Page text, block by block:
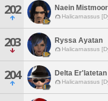
202 Naein
Halicarnassus
203 Ryssa Ayatan
Halicarnassus
204 Delta Er'latetan
Halicarnassus